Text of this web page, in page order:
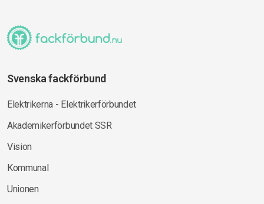
Svenska fackförbund
Elektrikerna - Elektrikerförbundet
Akademikerförbundet SSR
Vision
Kommunal
Unionen